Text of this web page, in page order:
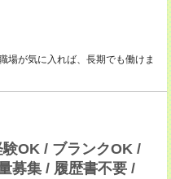
が気に入れば、長期でも働けま
OK / ブランクOK /
募集 / 履歴書不要 /